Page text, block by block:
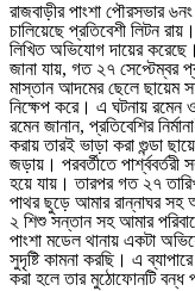
রাজবাড়ীর পাংশা পৌরসভার ৬নং
চালিয়েছে প্রতিবেশী লিটন
লিখিত অভিযোগ দায়ের করেছে।
জানা যায়, গত ২৭ সেপ্টেম্বর
মাস্তান আদমের ছেলে ছায়েম
নিক্ষেপ করে। এ ঘটনায় রমেন
রমেন জানান, প্রতিবেশির
করায় তারই ভাড়া করা গুন্ডা
জড়ায়। পরবর্তীতে পার্শ্ববর্তরী
হয়ে যায়। তারপর গত ২৭
পাথর ছুড়ে আমার রান্নাঘর সহ
২ শিশু সন্তান সহ আমার
পাংশা মডেল থানায় একটা
সুদৃষ্টি কামনা করছি। এ
করা হলে তার মুঠোফোনটি বন্ধ